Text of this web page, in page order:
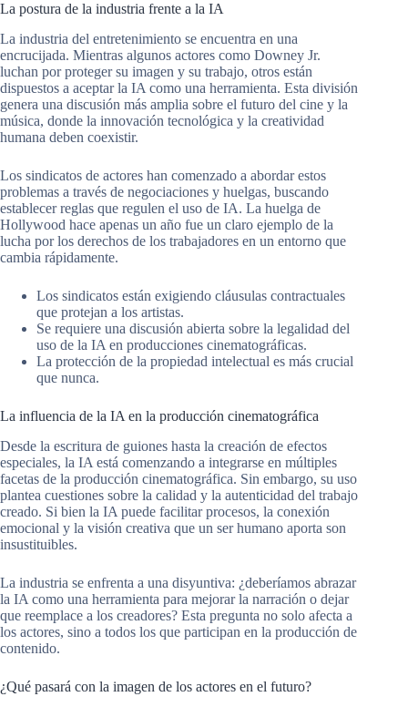
La postura de la industria frente a la IA
La industria del entretenimiento se encuentra en una
encrucijada. Mientras algunos actores como Downey Jr.
luchan por proteger su imagen y su trabajo, otros están
dispuestos a aceptar la IA como una herramienta. Esta división
genera una discusión más amplia sobre el futuro del cine y la
música, donde la innovación tecnológica y la creatividad
humana deben coexistir.
Los sindicatos de actores han comenzado a abordar estos
problemas a través de negociaciones y huelgas, buscando
establecer reglas que regulen el uso de IA. La huelga de
Hollywood hace apenas un año fue un claro ejemplo de la
lucha por los derechos de los trabajadores en un entorno que
cambia rápidamente.
Los sindicatos están exigiendo cláusulas contractuales
que protejan a los artistas.
Se requiere una discusión abierta sobre la legalidad del
uso de la IA en producciones cinematográficas.
La protección de la propiedad intelectual es más crucial
que nunca.
La influencia de la IA en la producción cinematográfica
Desde la escritura de guiones hasta la creación de efectos
especiales, la IA está comenzando a integrarse en múltiples
facetas de la producción cinematográfica. Sin embargo, su uso
plantea cuestiones sobre la calidad y la autenticidad del trabajo
creado. Si bien la IA puede facilitar procesos, la conexión
emocional y la visión creativa que un ser humano aporta son
insustituibles.
La industria se enfrenta a una disyuntiva: ¿deberíamos abrazar
la IA como una herramienta para mejorar la narración o dejar
que reemplace a los creadores? Esta pregunta no solo afecta a
los actores, sino a todos los que participan en la producción de
contenido.
¿Qué pasará con la imagen de los actores en el futuro?